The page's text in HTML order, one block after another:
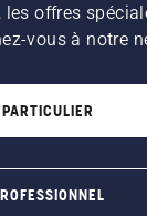
offres
vous à notre
PARTICULIER